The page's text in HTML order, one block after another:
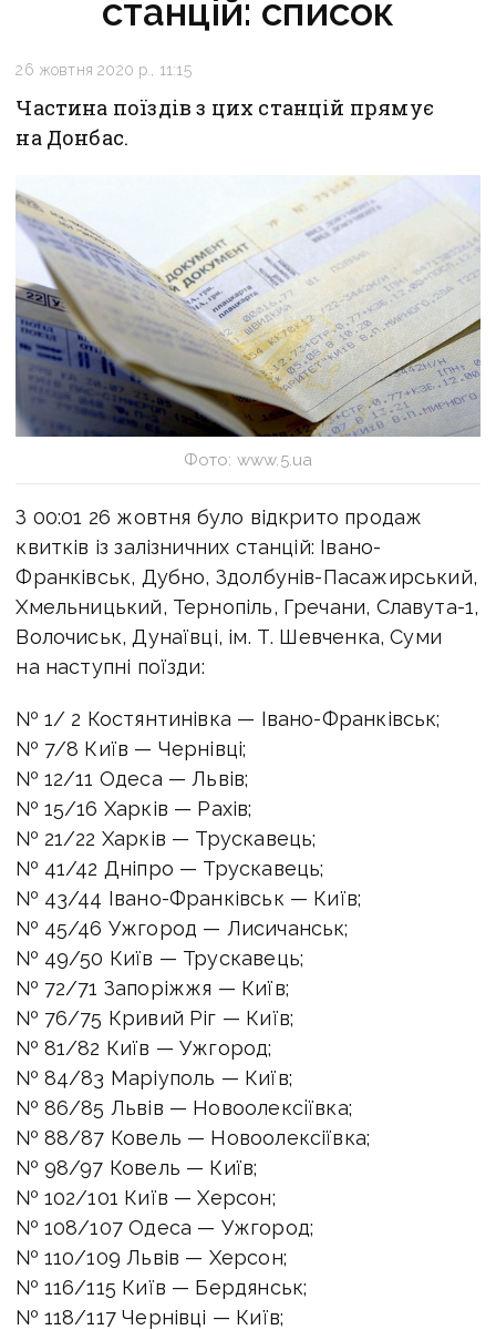
станцій: список
26 жовтня 2020 р., 11:15
Частина поїздів з цих станцій прямує
на Донбас.
Фото: www.5.ua
З 00:01 26 жовтня було відкрито продаж
квитків із залізничних станцій: Івано-
Франківськ, Дубно, Здолбунів-Пасажирський,
Хмельницький, Тернопіль, Гречани, Славута-1,
Волочиськ, Дунаївці, ім. Т. Шевченка, Суми
на наступні поїзди:
№ 1/ 2 Костянтинівка — Івано-Франківськ;
№ 7/8 Київ — Чернівці;
№ 12/11 Одеса — Львів;
№ 15/16 Харків — Рахів;
№ 21/22 Харків — Трускавець;
№ 41/42 Дніпро — Трускавець;
№ 43/44 Івано-Франківськ — Київ;
№ 45/46 Ужгород — Лисичанськ;
№ 49/50 Київ — Трускавець;
№ 72/71 Запоріжжя — Київ;
№ 76/75 Кривий Ріг — Київ;
№ 81/82 Київ — Ужгород;
№ 84/83 Маріуполь — Київ;
№ 86/85 Львів — Новоолексiївка;
№ 88/87 Ковель — Новоолексіївка;
№ 98/97 Ковель — Київ;
№ 102/101 Київ — Херсон;
№ 108/107 Одеса — Ужгород;
№ 110/109 Львів — Херсон;
№ 116/115 Київ — Бердянськ;
№ 118/117 Чернівці — Київ;